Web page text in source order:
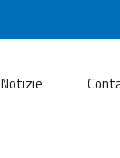
Notizie